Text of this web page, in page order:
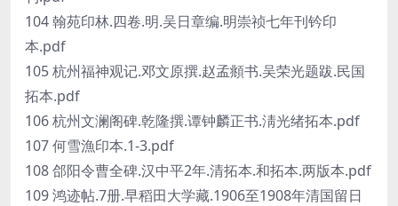
104 翰苑印林.四卷.明.吴日章编.明崇祯七年刊钤印
本.pdf
105 杭州福神观记.邓文原撰.赵孟頫书.吴荣光题跋.民国
拓本.pdf
106 杭州文澜阁碑.乾隆撰.谭钟麟正书.淸光绪拓本.pdf
107 何雪漁印本.1-3.pdf
108 郃阳令曹全碑.汉中平2年.清拓本.和拓本.两版本.pdf
109 鸿迹帖.7册.早稻田大学藏.1906至1908年清国留日